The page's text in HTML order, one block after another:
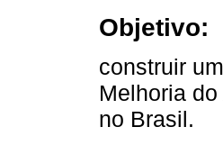
Objetivo:
construir
Melhoria
no Brasil.